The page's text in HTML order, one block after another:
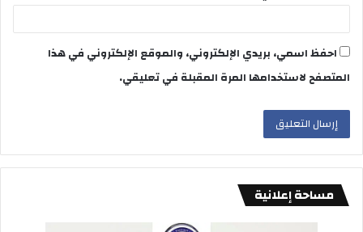
احفظ اسمي، بريدي الإلكتروني، والموقع الإلكتروني في هذا
المتصفح لاستخدامها المرة المقبلة في تعليقي.
مساحة إعلانية